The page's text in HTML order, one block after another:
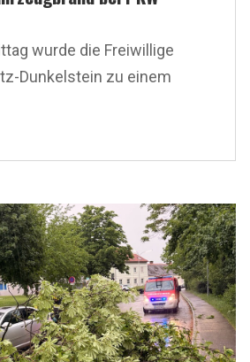
wurde die Freiwillige
Dunkelstein zu einem